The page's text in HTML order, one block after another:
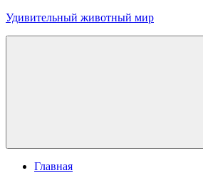
Перейти
Удивительный животный мир
Главная